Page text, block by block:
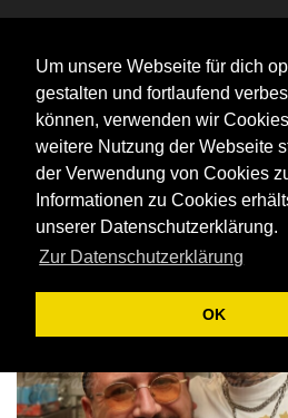
Um unsere Webseite für dich
gestalten und fortlaufend
können, verwenden wir
weitere Nutzung der Webseite
der Verwendung von Cookies
Informationen zu Cookies
unserer Datenschutzerklärung.
Zur Datenschutzerklärung
OK
Almklausi im Adler
<< zurück